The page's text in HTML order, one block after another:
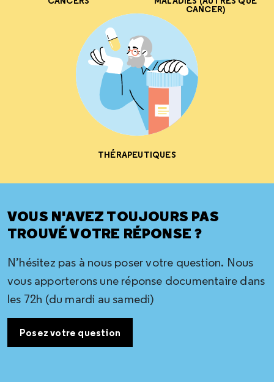
CANCER)
THÉRAPEUTIQUES
VOUS N'AVEZ TOUJOURS PAS
TROUVÉ VOTRE RÉPONSE ?
N’hésitez pas à nous poser votre question. Nous
vous apporterons une réponse documentaire dans
les 72h (du mardi au samedi)
Posez votre question